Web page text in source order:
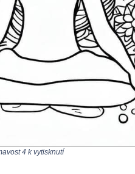
4 k vytisknutí